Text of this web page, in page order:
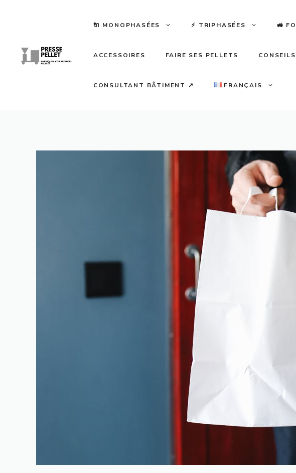
🔌 MONOPHASÉES ⚡️ TRIPHASÉES 🚜
ACCESSOIRES FAIRE SES PELLETS CONSEILS
CONSULTANT BÂTIMENT ↗ FRANÇAIS